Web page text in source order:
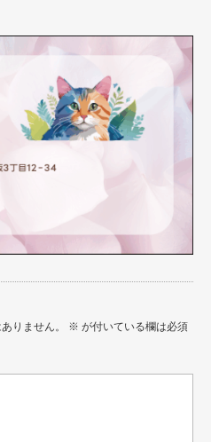
りません。
※ が付いている欄は必須